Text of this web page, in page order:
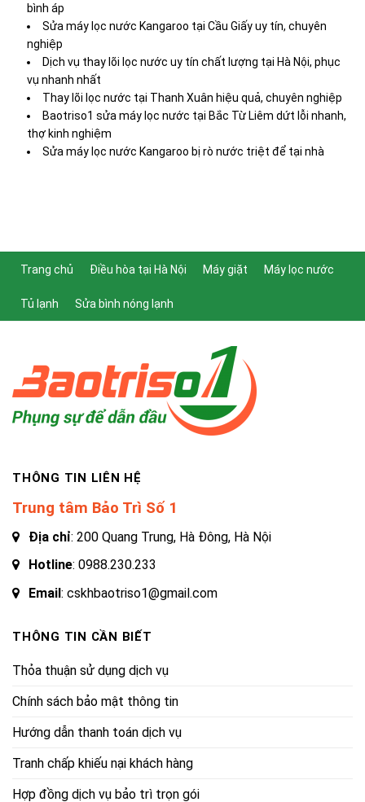
bình áp
Sửa máy lọc nước Kangaroo tại Cầu Giấy uy tín, chuyên
nghiệp
Dịch vụ thay lõi lọc nước uy tín chất lượng tại Hà Nội, phục
vụ nhanh nhất
Thay lõi lọc nước tại Thanh Xuân hiệu quả, chuyên nghiệp
Baotriso1 sửa máy lọc nước tại Bắc Từ Liêm dứt lỗi nhanh,
thợ kinh nghiệm
Sửa máy lọc nước Kangaroo bị rò nước triệt để tại nhà
Trang chủ Điều hòa tại Hà Nội Máy giặt Máy lọc nước
Tủ lạnh Sửa bình nóng lạnh
THÔNG TIN LIÊN HỆ
Trung tâm Bảo Trì Số 1
Địa chỉ: 200 Quang Trung, Hà Đông, Hà Nội
Hotline: 0988.230.233
Email: cskhbaotriso1@gmail.com
THÔNG TIN CẦN BIẾT
Thỏa thuận sử dụng dịch vụ
Chính sách bảo mật thông tin
Hướng dẫn thanh toán dịch vụ
Tranh chấp khiếu nại khách hàng
Hợp đồng dịch vụ bảo trì trọn gói